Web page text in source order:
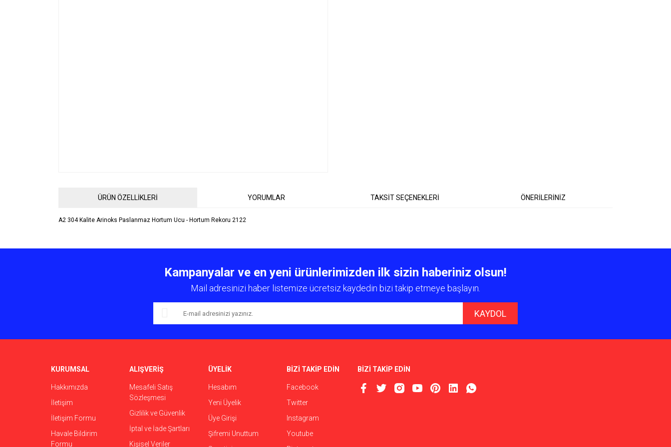
ÜRÜN ÖZELLİKLERİ YORUMLAR TAKSİT SEÇENEKLERİ ÖNERİLERİNİZ
A2 304 Kalite Arinoks Paslanmaz Hortum Ucu - Hortum Rekoru 2122
Yorum Yaz
Ürün resmi kalitesiz, bozuk veya görüntülenemiyor.
Kampanyalar ve en yeni ürünlerimizden ilk sizin haberiniz olsun!
Mail adresinizi haber listemize ücretsiz kaydedin bizi takip etmeye başlayın.
KAYDOL
KURUMSAL
Hakkımızda
İletişim
İletişim Formu
Havale Bildirim
Formu
ALIŞVERİŞ
Mesafeli Satış
Sözleşmesi
Gizlilik ve Güvenlik
İptal ve İade Şartları
Kişisel Veriler
ÜYELİK
Hesabım
Yeni Üyelik
Üye Girişi
Şifremi Unuttum
BİZİ TAKİP EDİN
Facebook
Twitter
Instagram
Youtube
BİZİ TAKİP EDİN